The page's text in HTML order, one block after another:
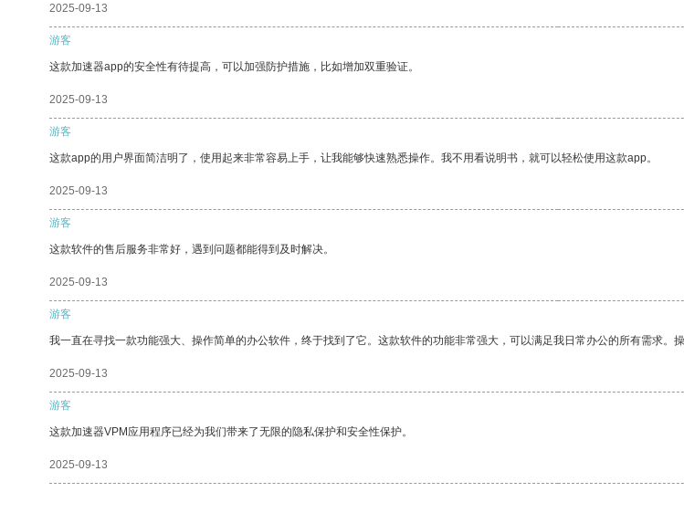
2025-09-13
游客
这款加速器app的安全性有待提高，可以加强防护措施，比如增加双重验证。
2025-09-13
游客
这款app的用户界面简洁明了，使用起来非常容易上手，让我能够快速熟悉操作。我不用看说明书，就可以轻松使用这款app。
2025-09-13
游客
这款软件的售后服务非常好，遇到问题都能得到及时解决。
2025-09-13
游客
我一直在寻找一款功能强大、操作简单的办公软件，终于找到了它。这款软件的功能非常强大，可以满足我日常办公的所有需求。
2025-09-13
游客
这款加速器VPM应用程序已经为我们带来了无限的隐私保护和安全性保护。
2025-09-13